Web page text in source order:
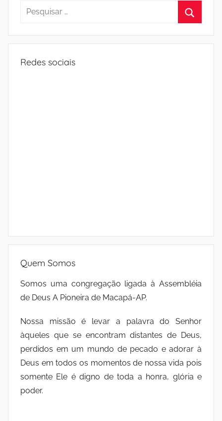
Pesquisar
Redes sociais
Quem Somos
Somos uma congregação ligada à Assembléia
de Deus A Pioneira de Macapá-AP.
Nossa missão é levar a palavra do Senhor
àqueles que se encontram distantes de Deus,
perdidos em um mundo de pecado e adorar à
Deus em todos os momentos de nossa vida pois
somente Ele é digno de toda a honra, glória e
poder.